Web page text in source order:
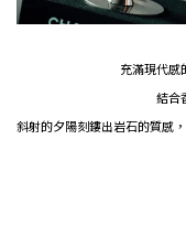
充滿現代感
結合
斜射的夕陽刻鏤出岩石的質感